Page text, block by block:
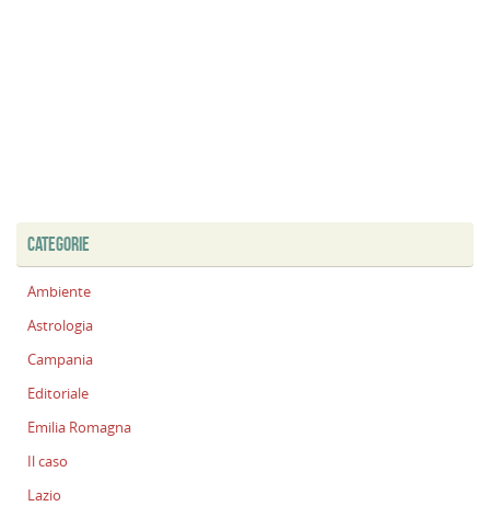
CATEGORIE
Ambiente
Astrologia
Campania
Editoriale
Emilia Romagna
Il caso
Lazio